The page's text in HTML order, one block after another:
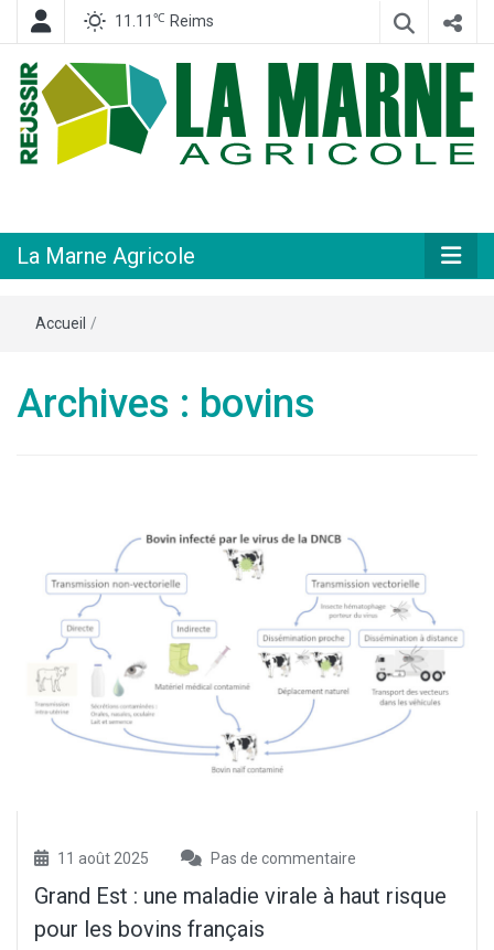
11.11 ℃ Reims
Agricole
La Marne Agricole
Accueil /
Archives : bovins
11 août 2025 Pas de commentaire
Grand Est : une maladie virale à haut risque
pour les bovins français